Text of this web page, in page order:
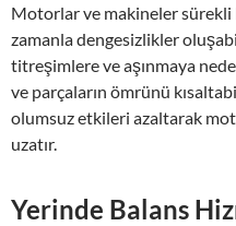
Motorlar ve makineler
zamanla dengesizlikler
titreşimlere ve aşınmaya
ve parçaların ömrünü
olumsuz etkileri azaltarak
uzatır.
Yerinde Balans